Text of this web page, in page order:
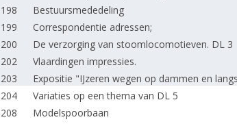
198
Bestuursmededeling
199
Correspondentie adressen;
200
De verzorging van stoomlocomotieven. DL 3
202
Vlaardingen impressies.
203
Expositie "IJzeren wegen op dammen en
204
Variaties op een thema van DL 5
208
Modelspoorbaan